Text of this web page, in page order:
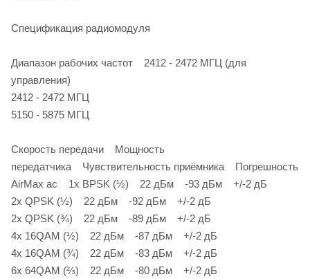
Спецификация радиомодуля
Диапазон рабочих частот 2412 - 2472 МГЦ (для
управления)
2412 - 2472 МГЦ
5150 - 5875 МГЦ
Скорость передачи Мощность
передатчика Чувствительность приёмника Погрешность
AirMax ac 1x BPSK (½) 22 дБм -93 дБм +/-2 дБ
2x QPSK (½) 22 дБм -92 дБм +/-2 дБ
2x QPSK (¾) 22 дБм -89 дБм +/-2 дБ
4x 16QAM (½) 22 дБм -87 дБм +/-2 дБ
4x 16QAM (¾) 22 дБм -83 дБм +/-2 дБ
6x 64QAM (⅔) 22 дБм -80 дБм +/-2 дБ